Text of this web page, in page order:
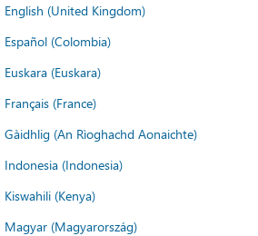
English (United Kingdom)
Español (Colombia)
Euskara (Euskara)
Français (France)
Gàidhlig (An Rìoghachd Aonaichte)
Indonesia (Indonesia)
Kiswahili (Kenya)
Magyar (Magyarország)